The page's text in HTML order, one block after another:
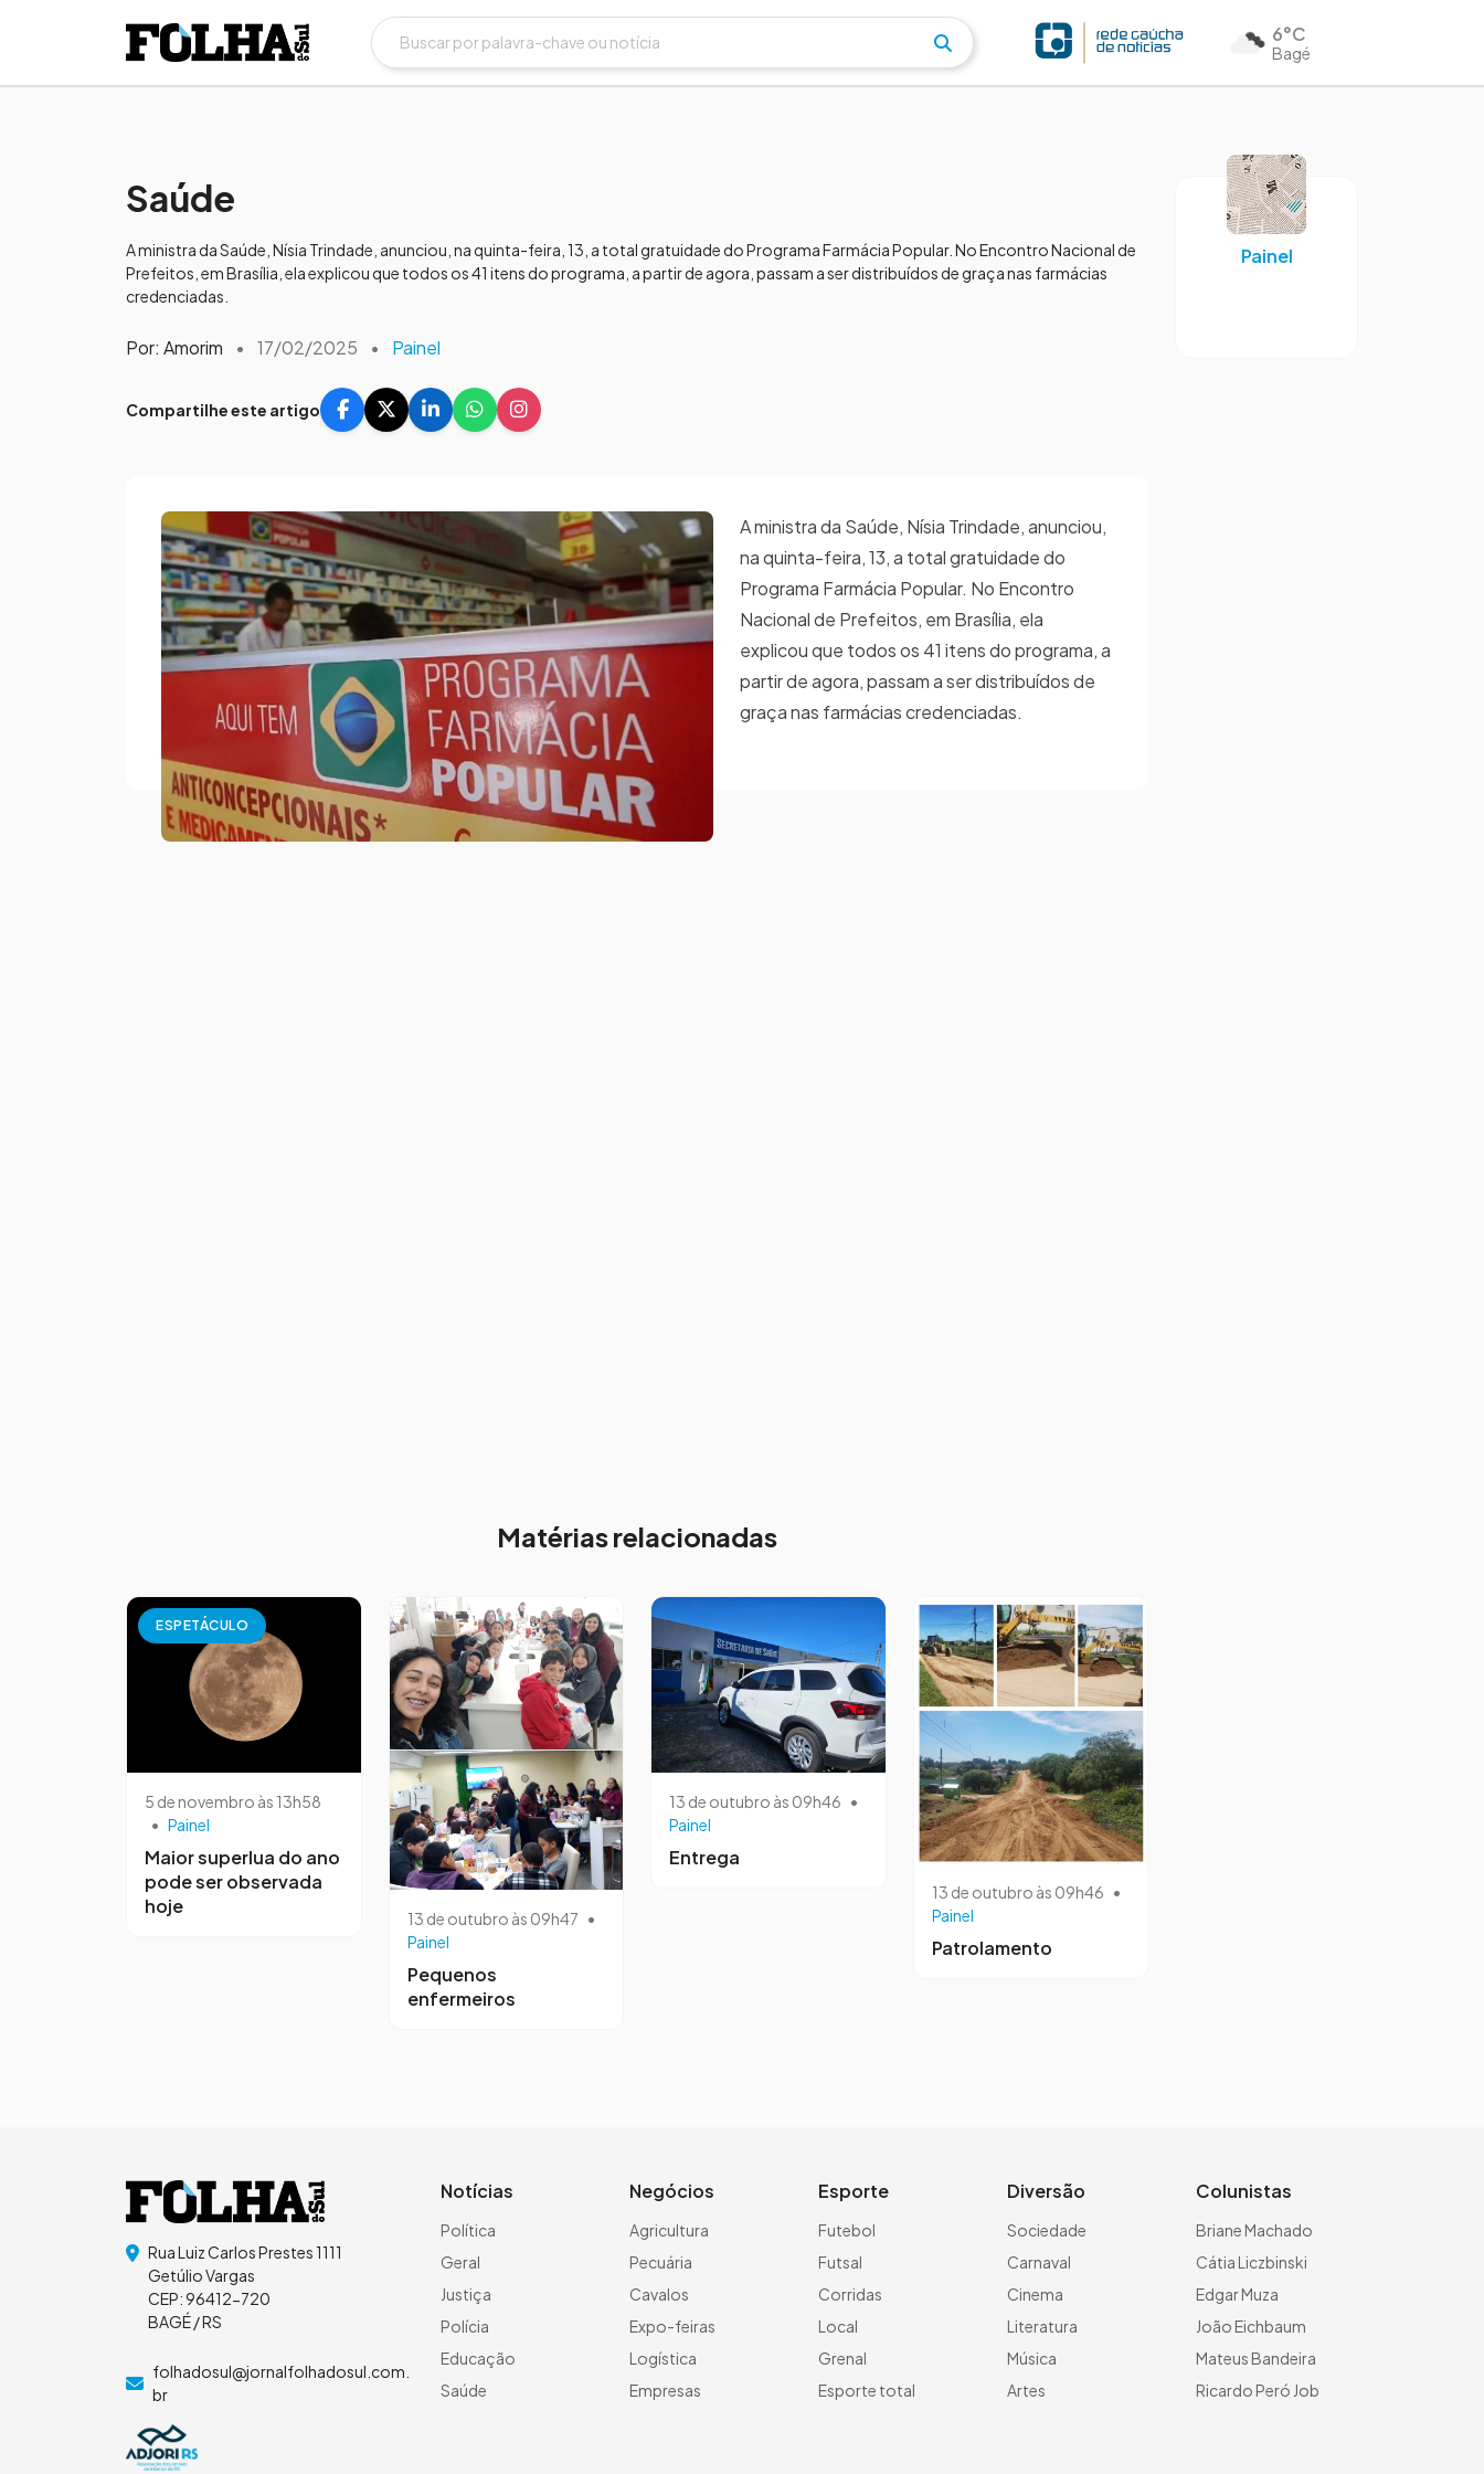
6°C
Bagé
Saúde
A ministra da Saúde, Nísia Trindade, anunciou, na quinta-feira, 13, a total gratuidade do Programa Farmácia Popular. No Encontro Nacional de
Prefeitos, em Brasília, ela explicou que todos os 41 itens do programa, a partir de agora, passam a ser distribuídos de graça nas farmácias
credenciadas.
Por: Amorim • 17/02/2025 • Painel
Compartilhe este artigo
A ministra da Saúde, Nísia Trindade, anunciou,
na quinta-feira, 13, a total gratuidade do
Programa Farmácia Popular. No Encontro
Nacional de Prefeitos, em Brasília, ela
explicou que todos os 41 itens do programa, a
partir de agora, passam a ser distribuídos de
graça nas farmácias credenciadas.
Matérias relacionadas
ESPETÁCULO
5 de novembro às 13h58
• Painel
Maior superlua do ano
pode ser observada
hoje
13 de outubro às 09h47 •
Painel
Pequenos
enfermeiros
13 de outubro às 09h46 •
Painel
Entrega
13 de outubro às 09h46 •
Painel
Patrolamento
Painel
Rua Luiz Carlos Prestes 1111
Getúlio Vargas
CEP: 96412-720
BAGÉ / RS
folhadosul@jornalfolhadosul.com.
br
Notícias
Política
Geral
Justiça
Polícia
Educação
Saúde
Negócios
Agricultura
Pecuária
Cavalos
Expo-feiras
Logística
Empresas
Esporte
Futebol
Futsal
Corridas
Local
Grenal
Esporte total
Diversão
Sociedade
Carnaval
Cinema
Literatura
Música
Artes
Colunistas
Briane Machado
Cátia Liczbinski
Edgar Muza
João Eichbaum
Mateus Bandeira
Ricardo Peró Job